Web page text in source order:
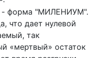
что дает нулевой
так
«мертвый» остаток